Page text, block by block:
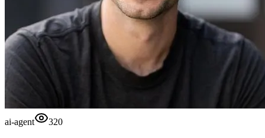
ai-agent 320